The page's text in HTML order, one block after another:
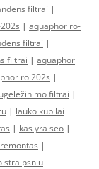
filtrai |
| aquaphor ro-
filtrai |
filtrai | aquaphor
ro 202s |
filtrai |
| lauko kubilai
| kas yra seo |
|
straipsniu